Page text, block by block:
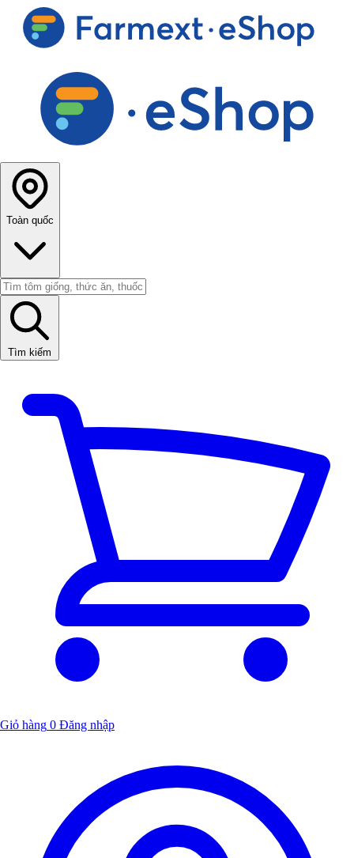
Toàn quốc
Tìm kiếm
Giỏ hàng 0 Đăng nhập